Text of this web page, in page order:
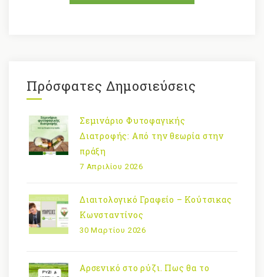
Πρόσφατες Δημοσιεύσεις
Σεμινάριο Φυτοφαγικής
Διατροφής: Από την θεωρία στην
πράξη
7 Απριλίου 2026
Διαιτολογικό Γραφείο – Κούτσικας
Κωνσταντίνος
30 Μαρτίου 2026
Αρσενικό στο ρύζι. Πως θα το